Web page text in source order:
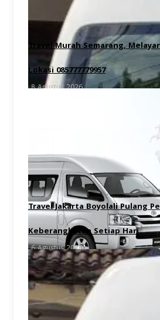
Travel Murah Semarang,
Lokasi 085777779957
8 Agustus 2026
Travel Jakarta Boyolali Pulang
Keberangkatan Setiap Hari
6 Agustus 2026